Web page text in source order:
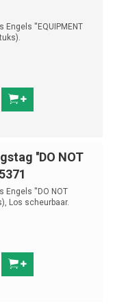
''EQUIPMENT
''DO NOT
Engels ''DO NOT
Los scheurbaar.